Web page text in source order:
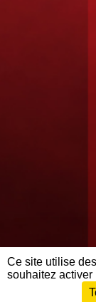
Envie de
Ce site utilise
souhaitez activer